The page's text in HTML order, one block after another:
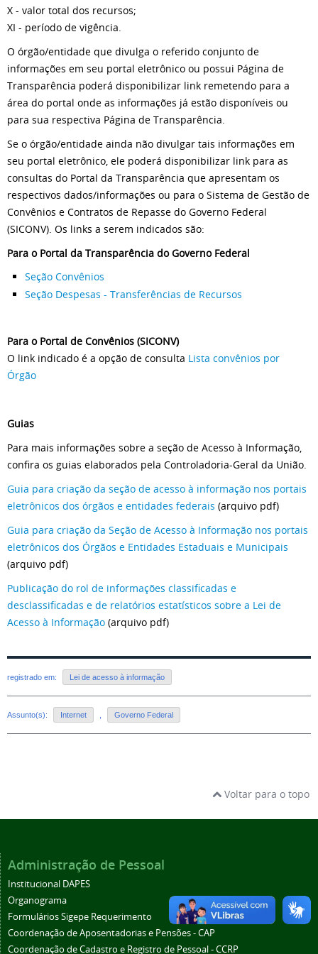
X - valor total dos recursos;
XI - período de vigência.
O órgão/entidade que divulga o referido conjunto de
informações em seu portal eletrônico ou possui Página de
Transparência poderá disponibilizar link remetendo para a
área do portal onde as informações já estão disponíveis ou
para sua respectiva Página de Transparência.
Se o órgão/entidade ainda não divulgar tais informações em
seu portal eletrônico, ele poderá disponibilizar link para as
consultas do Portal da Transparência que apresentam os
respectivos dados/informações ou para o Sistema de Gestão de
Convênios e Contratos de Repasse do Governo Federal
(SICONV). Os links a serem indicados são:
Para o Portal da Transparência do Governo Federal
Seção Convênios
Seção Despesas - Transferências de Recursos
Para o Portal de Convênios (SICONV)
O link indicado é a opção de consulta Lista convênios por
Órgão
Guias
Para mais informações sobre a seção de Acesso à Informação,
confira os guias elaborados pela Controladoria-Geral da União.
Guia para criação da seção de acesso à informação nos portais
eletrônicos dos órgãos e entidades federais (arquivo pdf)
Guia para criação da Seção de Acesso à Informação nos portais
eletrônicos dos Órgãos e Entidades Estaduais e Municipais
(arquivo pdf)
Publicação do rol de informações classificadas e
desclassificadas e de relatórios estatísticos sobre a Lei de
Acesso à Informação (arquivo pdf)
registrado em: Lei de acesso à informação
Assunto(s): Internet Governo Federal
Voltar para o topo
Administração de Pessoal
Institucional DAPES
Organograma
Formulários Sigepe Requerimento
Coordenação de Aposentadorias e Pensões - CAP
Coordenação de Cadastro e Registro de Pessoal - CCRP